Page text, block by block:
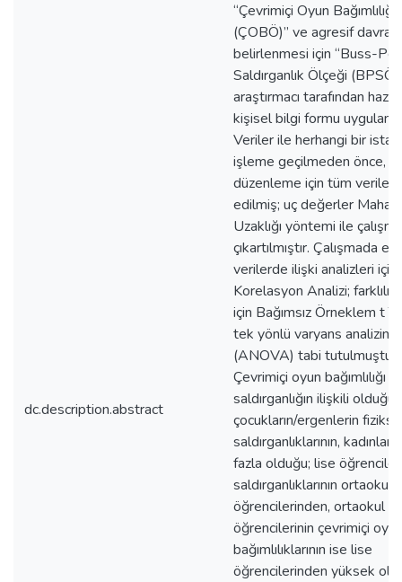
dc.description.abstract
“Çevrimiçi Oyun
(ÇOBÖ)” ve agresif
belirlenmesi için “Buss-
Saldırganlık Ölçeği
araştırmacı tarafından
kişisel bilgi formu
Veriler ile herhangi bir
işleme geçilmeden önce,
düzenleme için tüm veriler
edilmiş; uç değerler
Uzaklığı yöntemi ile
çıkartılmıştır. Çalışmada
verilerde ilişki analizleri için
Korelasyon Analizi; farklılık
için Bağımsız Örneklem t
tek yönlü varyans analizine
(ANOVA) tabi tutulmuştur.
Çevrimiçi oyun bağımlılığı
saldırganlığın ilişkili
çocukların/ergenlerin
saldırganlıklarının,
fazla olduğu; lise
saldırganlıklarının ortaokul
öğrencilerinden, ortaokul
öğrencilerinin çevrimiçi oyun
bağımlılıklarının ise lise
öğrencilerinden yüksek